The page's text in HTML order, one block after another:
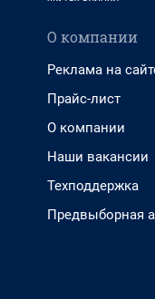
О компании
Реклама на
Прайс-лист
О компании
Наши вакансии
Техподдержка
Предвыборная